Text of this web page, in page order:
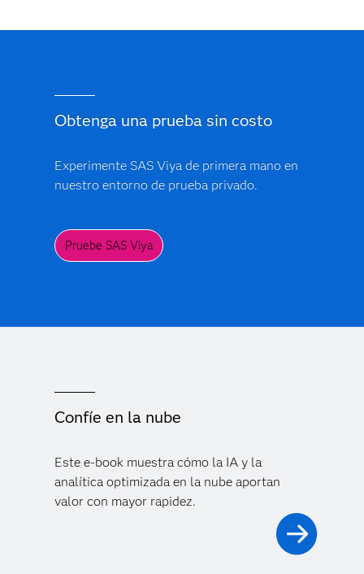
Obtenga una prueba sin costo
Experimente SAS Viya de primera mano en
nuestro entorno de prueba privado.
Pruebe SAS Viya
Confíe en la nube
Este e-book muestra cómo la IA y la
analítica optimizada en la nube aportan
valor con mayor rapidez.